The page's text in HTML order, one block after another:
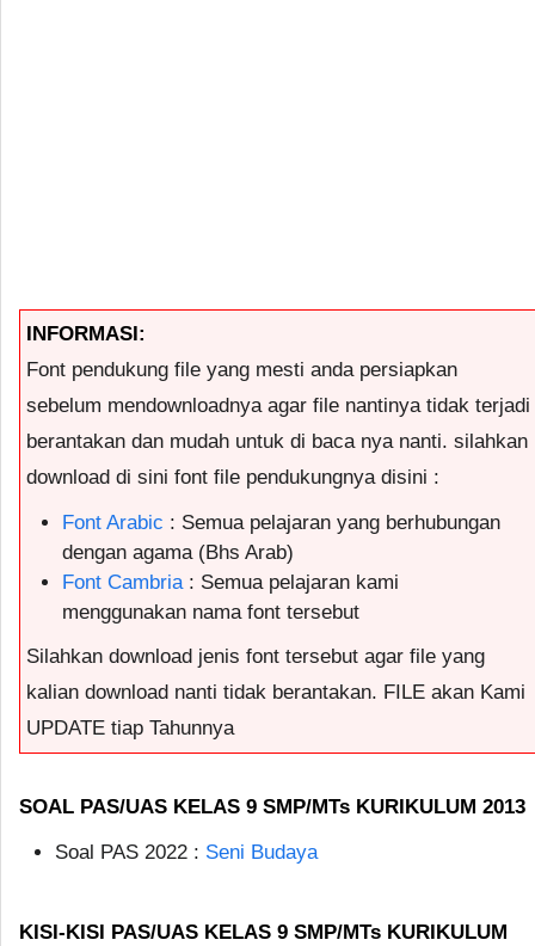
INFORMASI:
Font pendukung file yang mesti anda persiapkan
sebelum mendownloadnya agar file nantinya tidak terjadi
berantakan dan mudah untuk di baca nya nanti. silahkan
download di sini font file pendukungnya disini :
Font Arabic : Semua pelajaran yang berhubungan
dengan agama (Bhs Arab)
Font Cambria: Semua pelajaran kami
menggunakan nama font tersebut
Silahkan download jenis font tersebut agar file yang
kalian download nanti tidak berantakan. FILE akan Kami
UPDATE tiap Tahunnya
SOAL PAS/UAS KELAS 9 SMP/MTs KURIKULUM 2013
Soal PAS 2022 : Seni Budaya
KISI-KISI PAS/UAS KELAS 9 SMP/MTs KURIKULUM